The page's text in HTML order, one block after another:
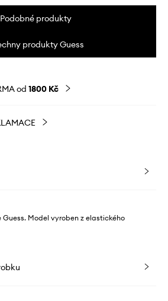
Podobné produkty
produkty Guess
od 1800 Kč
Guess. Model vyroben z elastického